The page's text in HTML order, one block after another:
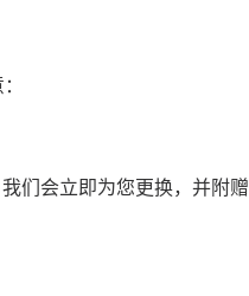
们会立即为您更换，并附赠